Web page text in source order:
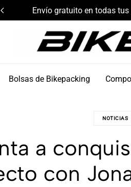
Envío gratuito en todas
Bolsas de Bikepacking
NOTICIAS
a
con